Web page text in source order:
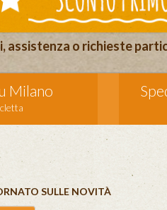
assistenza o richieste
Milano
SULLE NOVITÀ